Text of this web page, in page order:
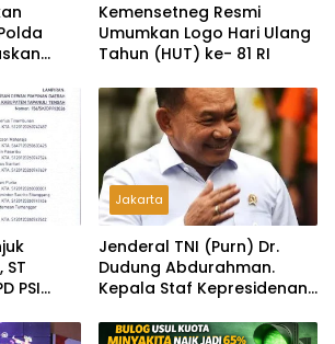
Kemensetneg Resmi
Umumkan Logo Hari Ulang
Tahun (HUT) ke- 81 RI
PSI
Jakarta
Jenderal TNI (Purn) Dr.
Dudung Abdurahman.
Kepala Staf Kepresidenan
MBG: Tak Sesuai Aturan di